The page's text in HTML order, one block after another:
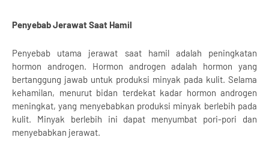
Penyebab Jerawat Saat Hamil
Penyebab utama jerawat saat hamil adalah peningkatan
hormon androgen. Hormon androgen adalah hormon yang
bertanggung jawab untuk produksi minyak pada kulit. Selama
kehamilan, menurut bidan terdekat kadar hormon androgen
meningkat, yang menyebabkan produksi minyak berlebih pada
kulit. Minyak berlebih ini dapat menyumbat pori-pori dan
menyebabkan jerawat.